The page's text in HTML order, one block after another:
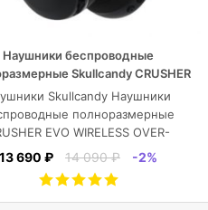
Наушники беспроводные
Skullcandy CRUSHER
WIRELESS OVER-EAR, черные
Skullcandy Наушники
полноразмерные
EVO WIRELESS OVER-
EAR, черные
13 690 ₽ 14 090 ₽ -2%